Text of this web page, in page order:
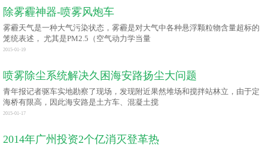
除雾霾神器-喷雾风炮车
雾霾天气是一种大气污染状态，雾霾是对大气中各种悬浮颗粒物含量超标的
笼统表述， 尤其是PM2.5（空气动力学当量
2015-01-19
喷雾除尘系统解决久困海安路扬尘大问题
青年报记者驱车实地勘察了现场，发现附近果然堆场和搅拌站林立，由于定
海桥有限高，因此海安路是土方车、混凝土搅
2015-01-17
2014年广州投资2个亿消灭登革热